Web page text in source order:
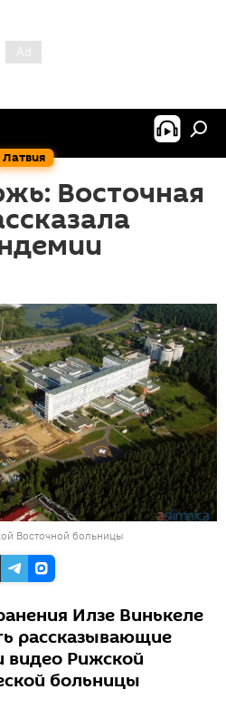
Латвия
Восточная
Восточной больницы
Илзе Винькеле
рассказывающие
видео Рижской
больницы